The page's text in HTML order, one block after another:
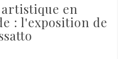
en
: l'exposition de